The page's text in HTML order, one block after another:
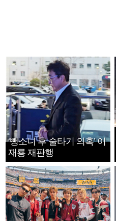
‘뺑소니 후 술타기 의혹’ 이
재룡 재판행